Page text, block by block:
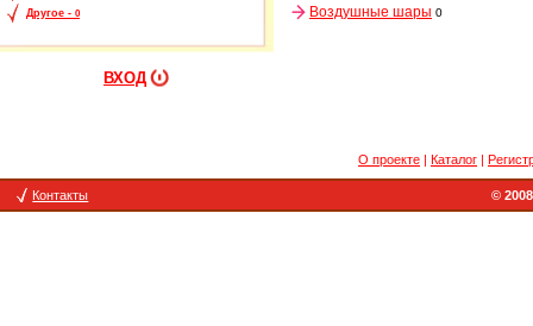
Другое - 0
ВХОД
Воздушные шары 0
О проекте Каталог
Контакты ©